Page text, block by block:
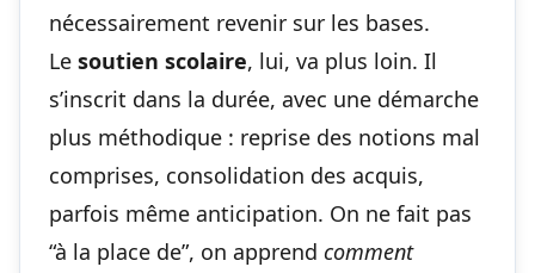
nécessairement revenir sur les bases.
Le soutien scolaire, lui, va plus loin. Il
s’inscrit dans la durée, avec une démarche
plus méthodique : reprise des notions mal
comprises, consolidation des acquis,
parfois même anticipation. On ne fait pas
“à la place de”, on apprend comment